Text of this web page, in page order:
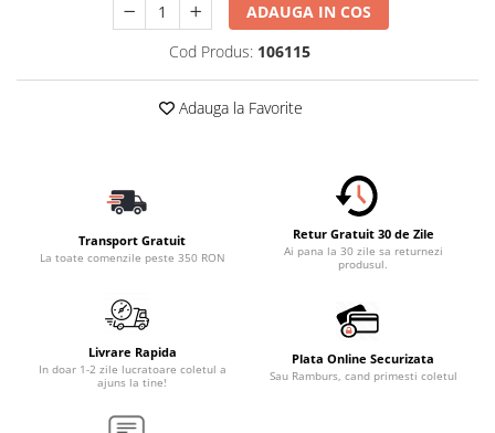
Tavite Portbagaj Dedicate
Covorase Auto/ Presuri Auto
Seturi Interior
Accesorii Siguranta Auto
Incarcatoare Auto
Accesorii pentru Roti si Anvelope
Organizatoare Auto
Iluminat Auto
ADAUGA IN COS
Cod Produs: 106115
Adauga la Favorite
Transport Gratuit
La toate comenzile peste 350 RON
Retur Gratuit 30 de Zile
Ai pana la 30 zile sa returnezi
produsul.
Livrare Rapida
In doar 1-2 zile lucratoare coletul a
ajuns la tine!
Plata Online Securizata
Sau Ramburs, cand primesti coletul